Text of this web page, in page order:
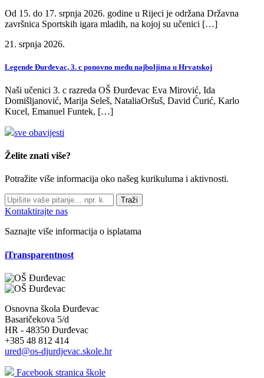
Od 15. do 17. srpnja 2026. godine u Rijeci je održana Državna
završnica Sportskih igara mladih, na kojoj su učenici […]
21. srpnja 2026.
Legende Đurđevac, 3. c ponovno među najboljima u Hrvatskoj
Naši učenici 3. c razreda OŠ Đurđevac Eva Mirović, Ida
Domišljanović, Marija Seleš, NataliaOršuš, David Ćurić, Karlo
Kucel, Emanuel Funtek, […]
sve obavijesti
Želite znati više?
Potražite više informacija oko našeg kurikuluma i aktivnosti.
Traži
Kontaktirajte nas
Saznajte više informacija o isplatama
iTransparentnost
Osnovna škola Đurđevac
Basaričekova 5/d
HR - 48350 Đurđevac
+385 48 812 414
ured@os-djurdjevac.skole.hr
Facebook stranica škole